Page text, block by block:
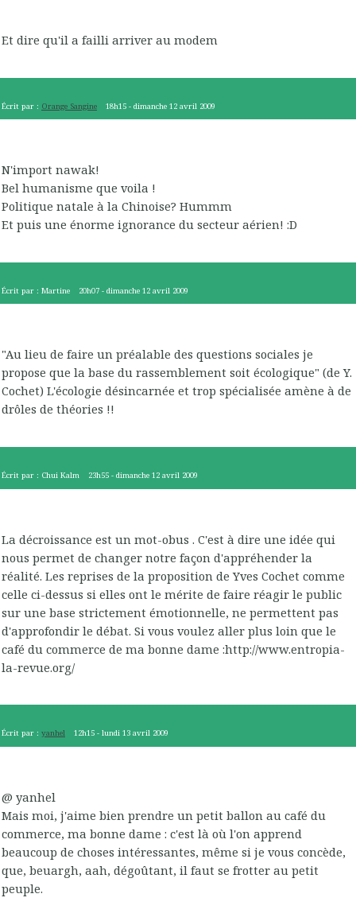
Et dire qu'il a failli arriver au modem
Écrit par : Orange Sangine 18h15 -dimanche 12 avril 2009
N'import nawak!
Bel humanisme que voila !
Politique natale à la Chinoise? Hummm
Et puis une énorme ignorance du secteur aérien! :D
Écrit par : Martine 20h07 -dimanche 12 avril 2009
"Au lieu de faire un préalable des questions sociales je
propose que la base du rassemblement soit écologique" (de Y.
Cochet) L'écologie désincarnée et trop spécialisée amène à de
drôles de théories !!
Écrit par : Chui Kalm 23h55 -dimanche 12 avril 2009
La décroissance est un mot-obus . C'est à dire une idée qui
nous permet de changer notre façon d'appréhender la
réalité. Les reprises de la proposition de Yves Cochet comme
celle ci-dessus si elles ont le mérite de faire réagir le public
sur une base strictement émotionnelle, ne permettent pas
d'approfondir le débat. Si vous voulez aller plus loin que le
café du commerce de ma bonne dame :http://www.entropia-
la-revue.org/
Écrit par : yanhel 12h15 -lundi 13 avril 2009
@ yanhel
Mais moi, j'aime bien prendre un petit ballon au café du
commerce, ma bonne dame : c'est là où l'on apprend
beaucoup de choses intéressantes, même si je vous concède,
que, beuargh, aah, dégoûtant, il faut se frotter au petit
peuple.